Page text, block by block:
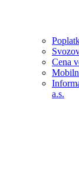
Cena
a.s.